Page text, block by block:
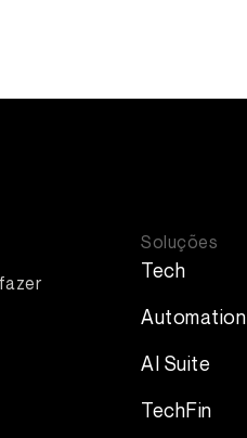
Soluções
Tech
Automation
AI Suite
TechFin